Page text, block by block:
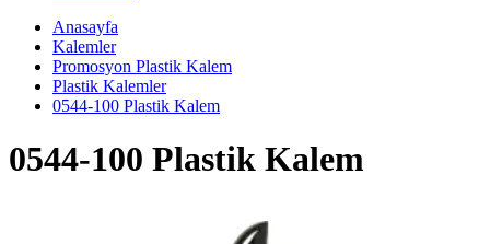
Anasayfa
Kalemler
Promosyon Plastik Kalem
Plastik Kalemler
0544-100 Plastik Kalem
0544-100 Plastik Kalem